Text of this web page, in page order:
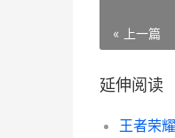
« 上一篇
延伸阅读